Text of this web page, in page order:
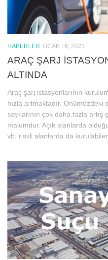
HABERLER OCAK 16, 2023
ARAÇ ŞARJ
ALTINDA
Araç şarj istasyonlarının
hızla artmaktadır.
sayılarının çok daha fazla
malumdur. Açık alanlarda
vb. riskli alanlarda da